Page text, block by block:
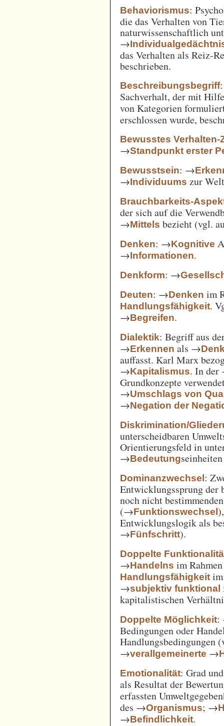
Behaviorismus:
die das Verhalten von
naturwissenschaftlich
→
das Verhalten als Reiz-
beschrieben.
Beschreibungsbegriff
Sachverhalt, der mit
von Kategorien
erschlossen wurde,
Bewusstes Verhalten-
→Standpunkt erster
Bewusstsein: →
→Individuums zur
Brauchbarkeits-
der sich auf die
→Mittels bezieht (vgl.
Denken: →Kognitive
→Informationen.
Denkform: →
Deuten: →Denken im
Handlungsfähigkeit.
→Begreifen.
Dialektik: Begriff aus
→Erkennen als →
auffasst. Karl Marx
→Kapitalismus. In
Grundkonzepte
→Umschlags von
→Negation der
Diskrimination/
unterscheidbaren
Orientierungsfeld in
→Bedeutung
Dominanzwechsel:
Entwicklungssprung der
noch nicht
(→Funktionswechsel
Entwicklungslogik als
→Fünfschritt).
Doppelte
→Handelns im
Handlungsfähigkeit
→subjektiv funktional
kapitalistischen
Doppelte Möglichkeit:
Bedingungen oder
Handlungsbedingungen
→verallgemeinerte →
Emotionalität: Grad
als Resultat der
erfassten
des →Organismus; →
→Befindlichkeit.